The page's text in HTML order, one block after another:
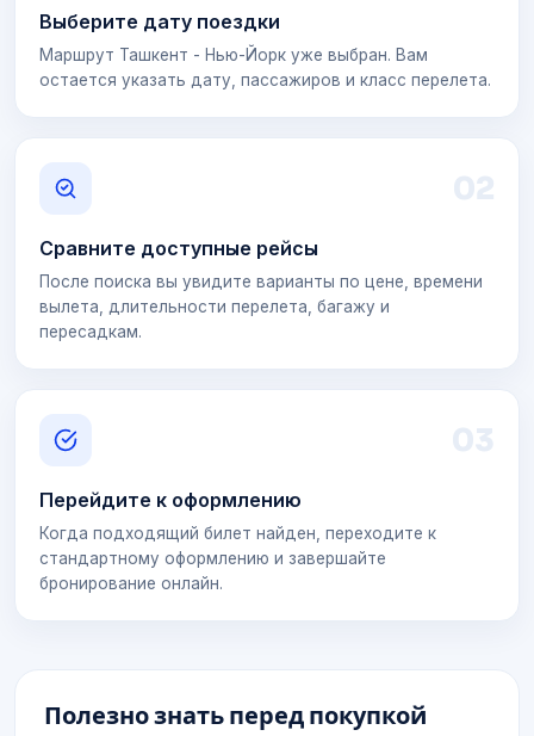
Выберите дату поездки
Маршрут Ташкент - Нью-Йорк уже выбран. Вам
остается указать дату, пассажиров и класс перелета.
02
Сравните доступные рейсы
После поиска вы увидите варианты по цене, времени
вылета, длительности перелета, багажу и
пересадкам.
03
Перейдите к оформлению
Когда подходящий билет найден, переходите к
стандартному оформлению и завершайте
бронирование онлайн.
Полезно знать перед покупкой